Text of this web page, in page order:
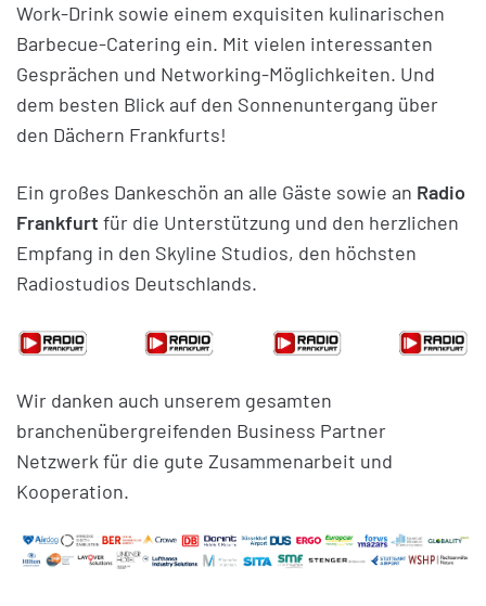
Work-Drink sowie einem exquisiten kulinarischen
Barbecue-Catering ein. Mit vielen interessanten
Gesprächen und Networking-Möglichkeiten. Und
dem besten Blick auf den Sonnenuntergang über
den Dächern Frankfurts!
Ein großes Dankeschön an alle Gäste sowie an Radio
Frankfurt für die Unterstützung und den herzlichen
Empfang in den Skyline Studios, den höchsten
Radiostudios Deutschlands.
Wir danken auch unserem gesamten
branchenübergreifenden Business Partner
Netzwerk für die gute Zusammenarbeit und
Kooperation.